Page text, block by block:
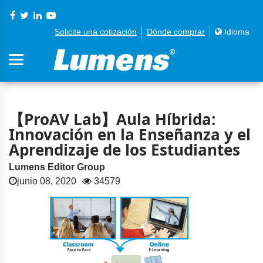
Solicite una cotización Dónde comprar Idioma
【ProAV Lab】Aula Híbrida:
Innovación en la Enseñanza y el
Aprendizaje de los Estudiantes
Lumens Editor Group
junio 08, 2020
34579